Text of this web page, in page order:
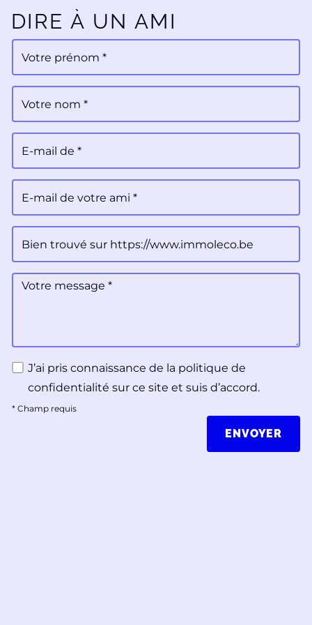
DIRE À UN AMI
J’ai pris connaissance de la politique de
confidentialité sur ce site et suis d’accord.
* Champ requis